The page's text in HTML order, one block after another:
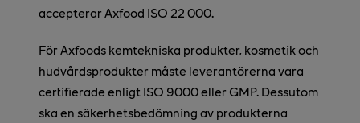
accepterar Axfood ISO 22 000.
För Axfoods kemtekniska produkter, kosmetik och
hudvårdsprodukter måste leverantörerna vara
certifierade enligt ISO 9000 eller GMP. Dessutom
ska en säkerhetsbedömning av produkterna